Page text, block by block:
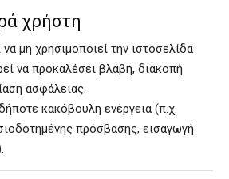
χρήστη
μη χρησιμοποιεί την ιστοσελίδα
να προκαλέσει βλάβη, διακοπή
ασφάλειας.
κακόβουλη ενέργεια (π.χ.
πρόσβασης, εισαγωγή